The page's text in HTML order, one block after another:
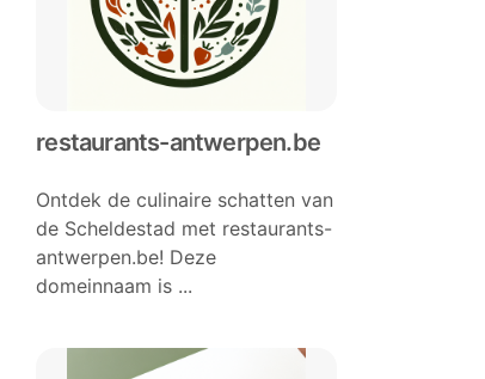
restaurants-antwerpen.be
Ontdek de culinaire schatten van
de Scheldestad met restaurants-
antwerpen.be! Deze
domeinnaam is ...